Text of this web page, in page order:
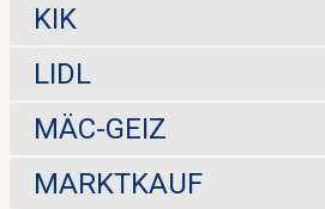
KIK
LIDL
MÄC-GEIZ
MARKTKAUF